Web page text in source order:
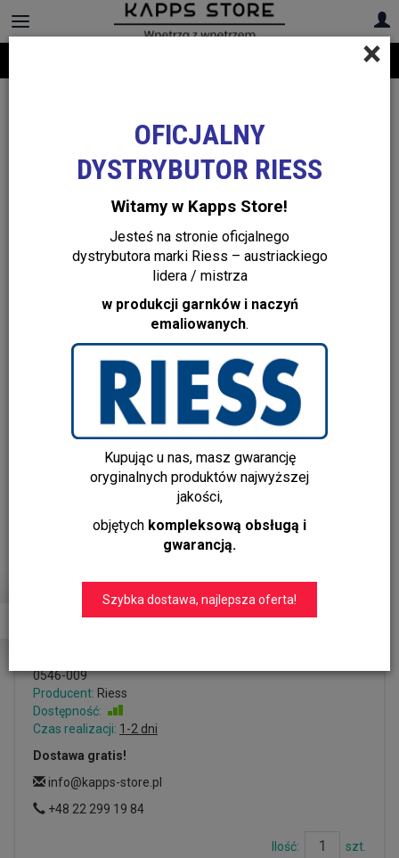
+48 22 299 19 84
×
OFICJALNY
DYSTRYBUTOR RIESS
Witamy w Kapps Store!
Jesteś na stronie oficjalnego
dystrybutora marki Riess – austriackiego
lidera / mistrza
w produkcji garnków i naczyń
emaliowanych.
Kupując u nas, masz gwarancję
oryginalnych produktów najwyższej
jakości,
objętych kompleksową obsługą i
gwarancją.
Szybka dostawa, najlepsza oferta!
Zestaw garnków ceramicznych
5-częściowy Riess Black Magic
0546-009
Producent: Riess
Dostępność:
Czas realizacji: 1-2 dni
Dostawa gratis!
info@kapps-store.pl
+48 22 299 19 84
Ilość: szt.